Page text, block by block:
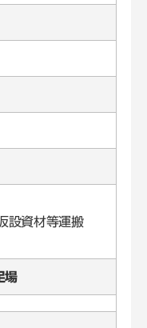
設資材等運搬
場